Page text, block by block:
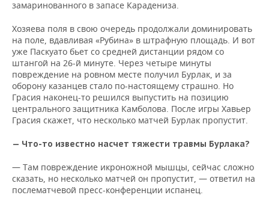
замаринованного в запасе Карадениза.
Хозяева поля в свою очередь продолжали доминировать
на поле, вдавливая «Рубина» в штрафную площадь. И вот
уже Паскуато бьет со средней дистанции рядом со
штангой на 26-й минуте. Через четыре минуты
повреждение на ровном месте получил Бурлак, и за
оборону казанцев стало по-настоящему страшно. Но
Грасия наконец-то решился выпустить на позицию
центрального защитника Камболова. После игры Хавьер
Грасия скажет, что несколько матчей Бурлак пропустит.
— Что-то известно насчет тяжести травмы Бурлака?
— Там повреждение икроножной мышцы, сейчас сложно
сказать, но несколько матчей он пропустит, — ответил на
послематчевой пресс-конференции испанец.